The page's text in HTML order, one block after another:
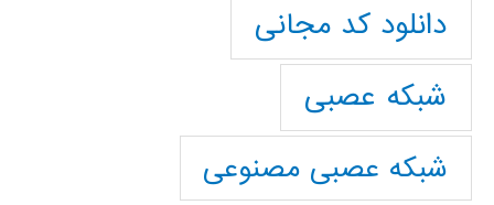
دانلود کد مجانی
شبکه عصبی
شبکه عصبی مصنوعی